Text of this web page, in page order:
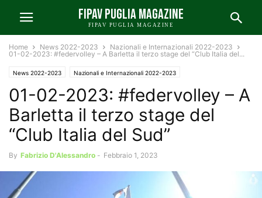
FIPAV PUGLIA MAGAZINE
FIPAV PUGLIA MAGAZINE
Home News 2022-2023
Nazionali e Internazionali 2022-2023
01-02-2023: #federvolley – A Barletta il terzo stage del “Club Italia del...
News 2022-2023 Nazionali e Internazionali 2022-2023
News FIPAV Puglia 2022-2023
01-02-2023: #federvolley – A
Barletta il terzo stage del
“Club Italia del Sud”
By Fabrizio D'Alessandro - Febbraio 1, 2023